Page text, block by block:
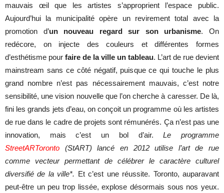
mauvais œil que les artistes s’approprient l’espace public.
Aujourd’hui la municipalité opère un revirement total avec la
promotion d’un nouveau regard sur son urbanisme. On
redécore, on injecte des couleurs et différentes formes
d’esthétisme pour faire de la ville un tableau. L’art de rue devient
mainstream sans ce côté négatif, puisque ce qui touche le plus
grand nombre n’est pas nécessairement mauvais, c’est notre
sensibilité, une vision nouvelle que l’on cherche à caresser. De là,
fini les grands jets d’eau, on conçoit un programme où les artistes
de rue dans le cadre de projets sont rémunérés. Ça n’est pas une
innovation, mais c’est un bol d’air.Le programme
StreetARToronto (StART) lancé en 2012 utilise l’art de rue
comme vecteur permettant de célébrer le caractère culturel
diversifié de la ville*. Et c’est une réussite. Toronto, auparavant
peut-être un peu trop lissée, explose désormais sous nos yeux.